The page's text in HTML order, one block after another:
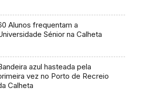
Alunos frequentam a
Sénior na Calheta
azul hasteada pela
vez no Porto de Recreio
Calheta